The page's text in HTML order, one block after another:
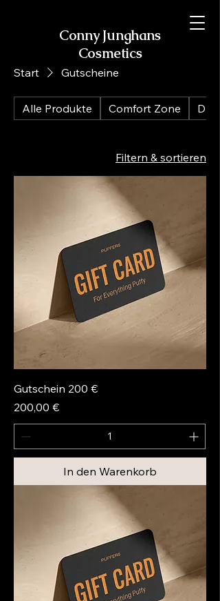
Conny Junghans
Cosmetics
Start Gutscheine
Alle Produkte Comfort Zone Dr.
Filtern & sortieren
Gutschein 200 €
Preis
200,00 €
In den Warenkorb